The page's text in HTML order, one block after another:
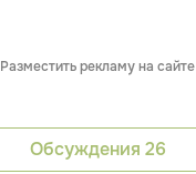
Разместить рекламу на сайте
Обсуждения 26